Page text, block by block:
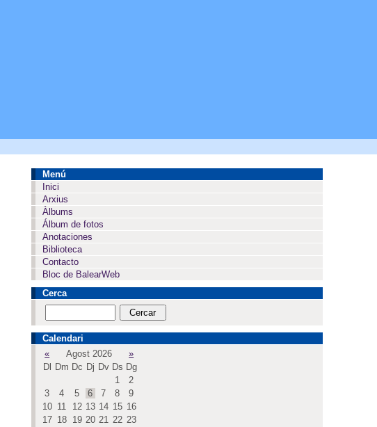
Menú
Inici
Arxius
Àlbums
Álbum de fotos
Anotaciones
Biblioteca
Contacto
Bloc de BalearWeb
Cerca
Calendari
«
Agost 2026
»
Dl
Dm Dc Dj Dv Ds Dg
1
2
3
4 5 6 7 8
9
10 11 12 13 14 15 16
17 18 19 20 21 22 23